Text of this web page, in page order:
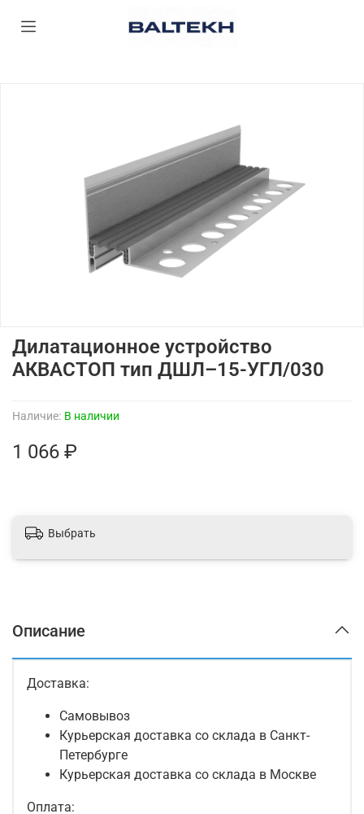
Наличие: В наличии
Дилатационное устройство
АКВАСТОП тип ДШЛ–15-УГЛ/030
1 066 ₽
Выбрать
Описание
Доставка:
Самовывоз
Курьерская доставка со склада в Санкт-
Петербурге
Курьерская доставка со склада в Москве
Оплата: